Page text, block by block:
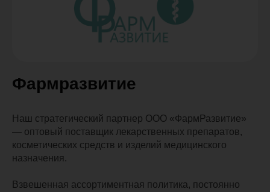
Фармразвитие
Наш стратегический партнер ООО «ФармРазвитие»
— оптовый поставщик лекарственных препаратов,
косметических средств и изделий медицинского
назначения.
Взвешенная ассортиментная политика, постоянно